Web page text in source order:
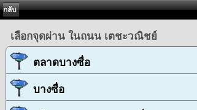
กลับ
เลือกจุดผ่าน ในถนน เตชะวณิชย์
ตลาดบางซื่อ
บางซื่อ